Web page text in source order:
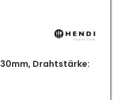
Drahtstärke: